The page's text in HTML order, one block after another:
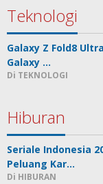
Teknologi
Galaxy Z Fold8
Galaxy …
Di TEKNOLOGI
Hiburan
Seriale Indonesia
Peluang Kar…
Di HIBURAN